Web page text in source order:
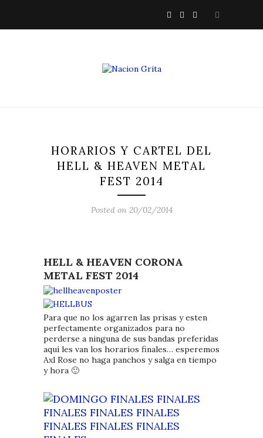
HORARIOS Y CARTEL DEL
HELL & HEAVEN METAL
FEST 2014
Posted on 20/02/2014
HELL & HEAVEN CORONA
METAL FEST 2014
Para que no los agarren las prisas y esten
perfectamente organizados para no
perderse a ninguna de sus bandas preferidas
aquí les van los horarios finales… esperemos
Axl Rose no haga panchos y salga en tiempo
y hora 🙂